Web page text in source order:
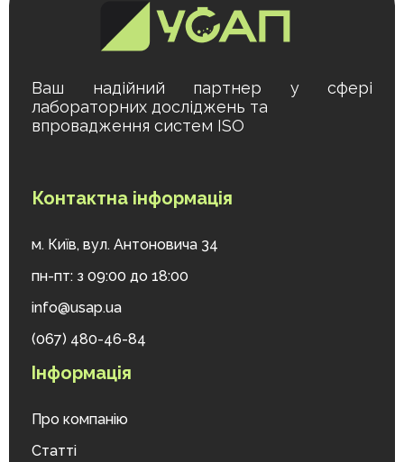
Ваш надійний партнер у сфері
лабораторних досліджень та
впровадження систем ISO
Контактна інформація
м. Київ, вул. Антоновича 34
пн-пт: з 09:00 до 18:00
info@usap.ua
(067) 480-46-84
Інформація
Про компанію
Статті